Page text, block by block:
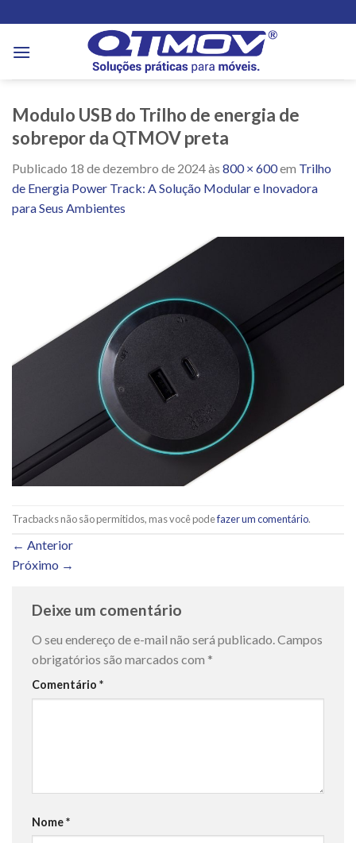
to
content
Modulo USB do Trilho de energia de
sobrepor da QTMOV preta
Publicado 18 de dezembro de 2024às 800 × 600em Trilho
de Energia Power Track: A Solução Modular e Inovadora
para Seus Ambientes
Tracbacks não são permitidos, mas você podefazer um comentário.
← Anterior
Próximo →
Deixe um comentário
O seu endereço de e-mail não será publicado.Campos
obrigatórios são marcados com *
Comentário *
Nome*